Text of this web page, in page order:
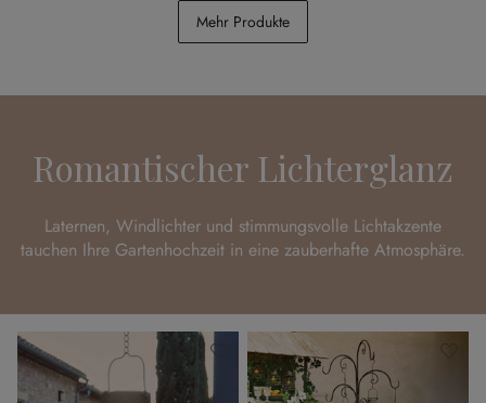
CHF 228.00
Mehr Produkte
Romantischer Lichterglanz
Laternen, Windlichter und stimmungsvolle Lichtakzente
tauchen Ihre Gartenhochzeit in eine zauberhafte Atmosphäre.